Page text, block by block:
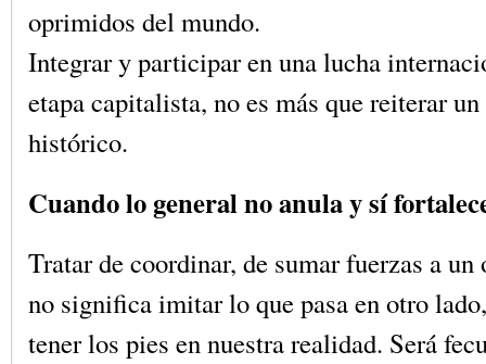
oprimidos del mundo.
Integrar y participar en una lucha
etapa capitalista, no es más que reiterar
histórico.
Cuando lo general no anula y sí
Tratar de coordinar, de sumar fuerzas a
no significa imitar lo que pasa en otro
tener los pies en nuestra realidad. Será